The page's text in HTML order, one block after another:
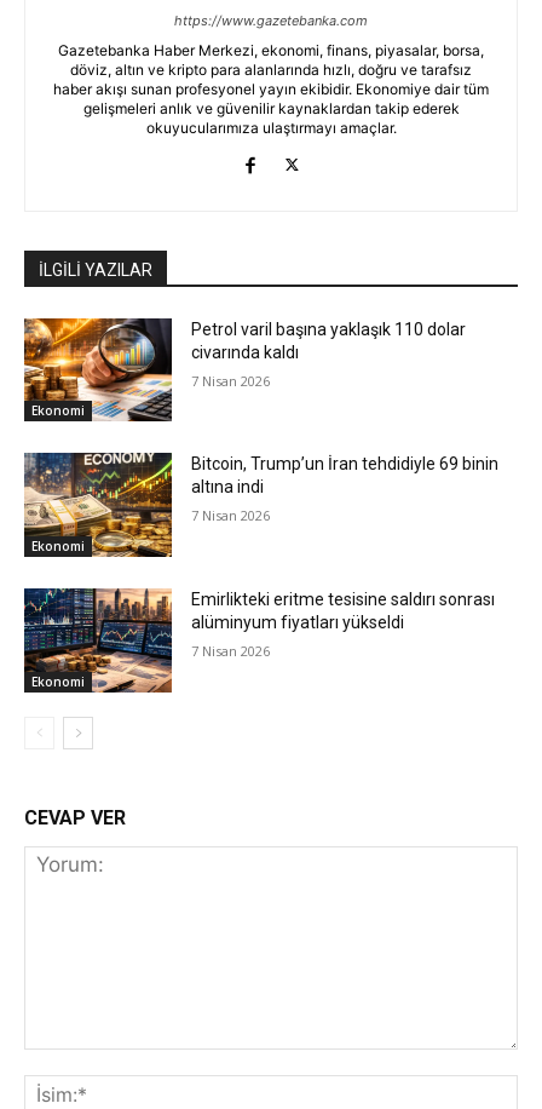
https://www.gazetebanka.com
Gazetebanka Haber Merkezi, ekonomi, finans, piyasalar, borsa,
döviz, altın ve kripto para alanlarında hızlı, doğru ve tarafsız
haber akışı sunan profesyonel yayın ekibidir. Ekonomiye dair tüm
gelişmeleri anlık ve güvenilir kaynaklardan takip ederek
okuyucularımıza ulaştırmayı amaçlar.
İLGİLİ YAZILAR
Ekonomi
Petrol varil başına yaklaşık 110 dolar
civarında kaldı
7 Nisan 2026
Ekonomi
Bitcoin, Trump’un İran tehdidiyle 69 binin
altına indi
7 Nisan 2026
Ekonomi
Emirlikteki eritme tesisine saldırı sonrası
alüminyum fiyatları yükseldi
7 Nisan 2026
CEVAP VER
Yorum: